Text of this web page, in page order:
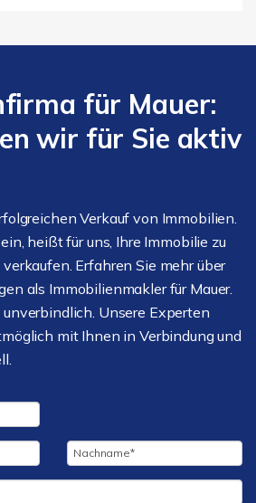
für Mauer:
wir für Sie aktiv
Verkauf von Immobilien.
heißt für uns, Ihre Immobilie zu
Erfahren Sie mehr über
als Immobilienmakler für Mauer.
Unsere Experten
mit Ihnen in Verbindung und